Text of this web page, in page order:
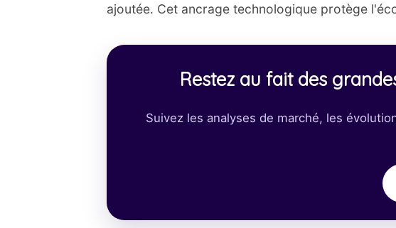
ajoutée. Cet ancrage technologique protège
Restez au fait des
Suivez les analyses de marché, les